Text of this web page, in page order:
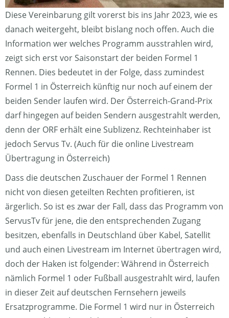
Diese Vereinbarung gilt vorerst bis ins Jahr 2023, wie es
danach weitergeht, bleibt bislang noch offen. Auch die
Information wer welches Programm ausstrahlen wird,
zeigt sich erst vor Saisonstart der beiden Formel 1
Rennen. Dies bedeutet in der Folge, dass zumindest
Formel 1 in Österreich künftig nur noch auf einem der
beiden Sender laufen wird. Der Österreich-Grand-Prix
darf hingegen auf beiden Sendern ausgestrahlt werden,
denn der ORF erhält eine Sublizenz. Rechteinhaber ist
jedoch Servus Tv. (Auch für die online Livestream
Übertragung in Österreich)
Dass die deutschen Zuschauer der Formel 1 Rennen
nicht von diesen geteilten Rechten profitieren, ist
ärgerlich. So ist es zwar der Fall, dass das Programm von
ServusTv für jene, die den entsprechenden Zugang
besitzen, ebenfalls in Deutschland über Kabel, Satellit
und auch einen Livestream im Internet übertragen wird,
doch der Haken ist folgender: Während in Österreich
nämlich Formel 1 oder Fußball ausgestrahlt wird, laufen
in dieser Zeit auf deutschen Fernsehern jeweils
Ersatzprogramme. Die Formel 1 wird nur in Österreich